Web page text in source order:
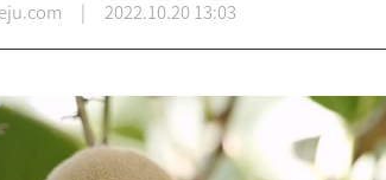
| 2022.10.20 13:03